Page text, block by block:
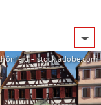
– stock.adobe.com